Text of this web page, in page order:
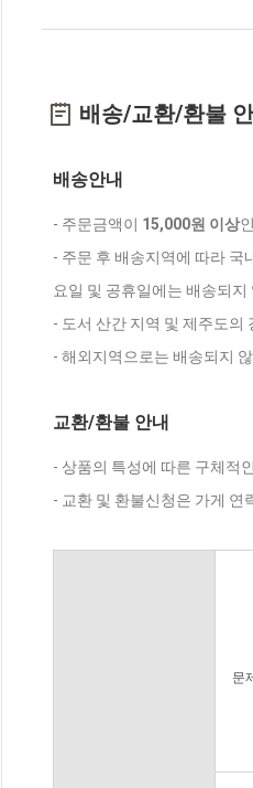
배송/교환/환불
배송안내
- 주문금액이 15,000원 이상
- 주문 후 배송지역에 따라 국
요일 및 공휴일에는 배송되지
- 도서 산간 지역 및 제주도
- 해외지역으로는 배송되지
교환/환불 안내
- 상품의 특성에 따른 구체적
- 교환 및 환불신청은 가게 연
문